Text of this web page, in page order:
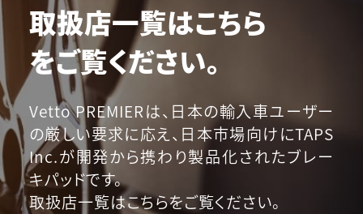
取扱店一覧はこちら
をご覧ください。
Vetto PREMIERは、日本の輸入車ユーザー
の厳しい要求に応え、日本市場向けにTAPS
Inc.が開発から携わり製品化されたブレー
キパッドです。
取扱店一覧はこちらをご覧ください。